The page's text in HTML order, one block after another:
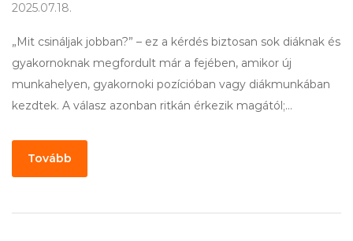
2025.07.18.
„Mit csináljak jobban?” – ez a kérdés biztosan sok diáknak és
gyakornoknak megfordult már a fejében, amikor új
munkahelyen, gyakornoki pozícióban vagy diákmunkában
kezdtek. A válasz azonban ritkán érkezik magától;…
Tovább